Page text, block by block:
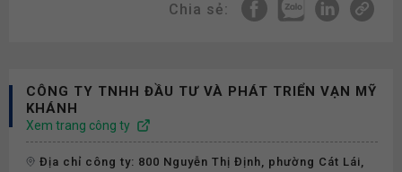
Chia sẻ:
CÔNG TY TNHH ĐẦU TƯ VÀ PHÁT TRIỂN VẠN MỸ
KHÁNH
Xem trang công ty
Địa chỉ công ty: 800 Nguyễn Thị Định, phường Cát Lái,